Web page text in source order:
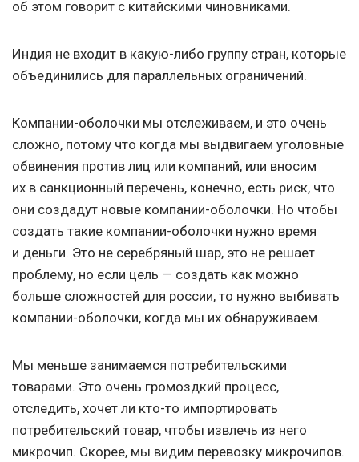
об этом говорит с китайскими чиновниками.
Индия не входит в какую-либо группу стран, которые
объединились для параллельных ограничений.
Компании-оболочки мы отслеживаем, и это очень
сложно, потому что когда мы выдвигаем уголовные
обвинения против лиц или компаний, или вносим
их в санкционный перечень, конечно, есть риск, что
они создадут новые компании-оболочки. Но чтобы
создать такие компании-оболочки нужно время
и деньги. Это не серебряный шар, это не решает
проблему, но если цель — создать как можно
больше сложностей для россии, то нужно выбивать
компании-оболочки, когда мы их обнаруживаем.
Мы меньше занимаемся потребительскими
товарами. Это очень громоздкий процесс,
отследить, хочет ли кто-то импортировать
потребительский товар, чтобы извлечь из него
микрочип. Скорее, мы видим перевозку микрочипов.